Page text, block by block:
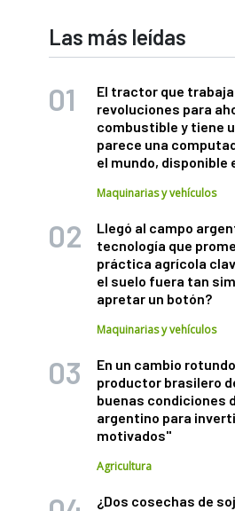
Las más leídas
El tractor que trabaja
revoluciones para
combustible y tiene
parece una
el mundo, disponible
Maquinarias y vehículos
Llegó al campo
tecnología que
práctica agrícola
el suelo fuera tan
apretar un botón?
Maquinarias y vehículos
En un cambio
productor brasilero
buenas condiciones
argentino para
motivados"
Agricultura
¿Dos cosechas de